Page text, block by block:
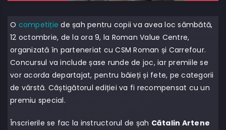
O competiție de șah pentru copii va avea loc sâmbătă,
12 octombrie, de la ora 9, la Roman Value Centre,
organizată în parteneriat cu CSM Roman și Carrefour.
Concursul va include șase runde de joc, iar premiile se
vor acorda departajat, pentru băieți și fete, pe categorii
de vârstă. Câștigătorul ediției va fi recompensat cu un
premiu special.
Înscrierile se fac la instructorul de șah Cătalin Artene